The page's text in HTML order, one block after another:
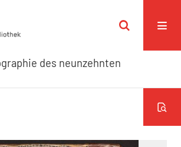
des neunzehnten